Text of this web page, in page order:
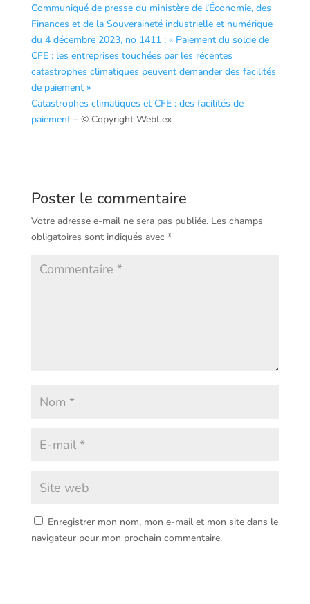
Communiqué de presse du ministère de l’Économie, des
Finances et de la Souveraineté industrielle et numérique
du 4 décembre 2023, no 1411 : « Paiement du solde de
CFE : les entreprises touchées par les récentes
catastrophes climatiques peuvent demander des facilités
de paiement »
Catastrophes climatiques et CFE : des facilités de
paiement– © Copyright WebLex
Poster le commentaire
Votre adresse e-mail ne sera pas publiée. Les champs
obligatoires sont indiqués avec *
Enregistrer mon nom, mon e-mail et mon site dans le
navigateur pour mon prochain commentaire.